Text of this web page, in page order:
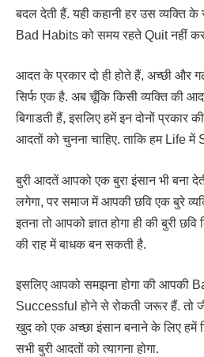
बदल देती हैं. यही कहानी हर उस व्यक्ति के
Bad Habits को समय रहते Quit नहीं कर
आदत के प्रकार दो ही होते हैं, अच्छी और
सिर्फ एक है. अब चूँकि किसी व्यक्ति की
बिगाडती हैं, इसलिए हमें इन दोनों प्रकार
आदतों को चुनना चाहिए. ताकि हम Life में
बुरी आदतें आपको एक बुरा इंसान भी बना
लगेगा, पर समाज में आपकी छवि एक बुरे
इतना तो आपको ज्ञात होगा ही की बुरी
की राह में बाधक बन सकती है.
इसलिए आपको समझना होगा की आपकी
Successful होने से रोकती जरूर हैं. तो
खुद को एक अच्छा इंसान बनाने के लिए हमें
सभी बुरी आदतों को त्यागना होगा.